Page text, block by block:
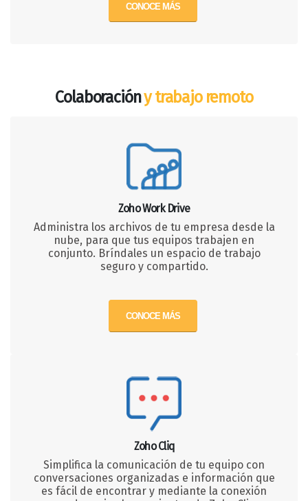
CONOCE MÁS
Colaboracióny trabajo remoto
Zoho Work Drive
Administra los archivos de tu empresa desde la
nube, para que tus equipos trabajen en
conjunto. Bríndales un espacio de trabajo
seguro y compartido.
CONOCE MÁS
Zoho Cliq
Simplifica la comunicación de tu equipo con
conversaciones organizadas e información que
es fácil de encontrar y mediante la conexión